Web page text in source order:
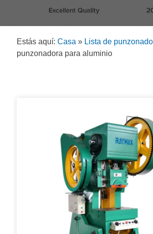
Estás aquí: Casa » Lista de
punzonadora para aluminio